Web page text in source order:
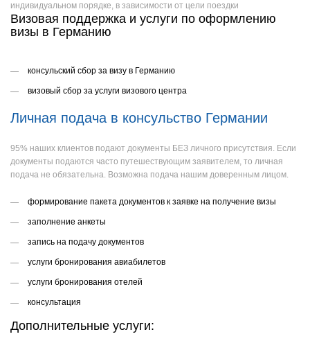
индивидуальном порядке, в зависимости от цели поездки
Визовая поддержка и услуги по оформлению
визы в Германию
консульский сбор за визу в Германию
визовый сбор за услуги визового центра
Личная подача в консульство Германии
95% наших клиентов подают документы БЕЗ личного присутствия. Если
документы подаются часто путешествующим заявителем, то личная
подача не обязательна. Возможна подача нашим доверенным лицом.
формирование пакета документов к заявке на получение визы
заполнение анкеты
запись на подачу документов
услуги бронирования авиабилетов
услуги бронирования отелей
консультация
Дополнительные услуги: